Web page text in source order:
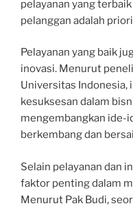
pelayanan yang
pelanggan adalah
Pelayanan yang baik
inovasi. Menurut
Universitas Indonesia,
kesuksesan dalam
mengembangkan ide-
berkembang dan
Selain pelayanan dan
faktor penting dalam
Menurut Pak Budi,